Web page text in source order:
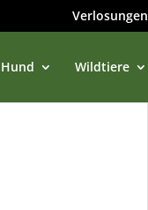
Verlosungen
Hund Wildtiere